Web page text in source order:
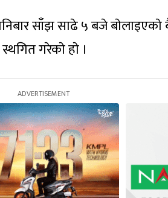
साँझ साढे ५ बजे
गरेकाे हाे ।